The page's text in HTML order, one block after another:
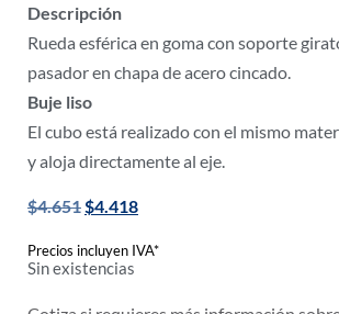
Descripción
Rueda esférica en goma con soporte
pasador en chapa de acero cincado.
Buje liso
El cubo está realizado con el mismo
y aloja directamente al eje.
$4.651$4.418
Precios incluyen IVA*
Sin existencias